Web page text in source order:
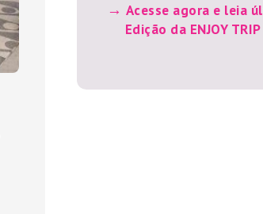
Acesse agora e leia
Edição da ENJOY TRIP